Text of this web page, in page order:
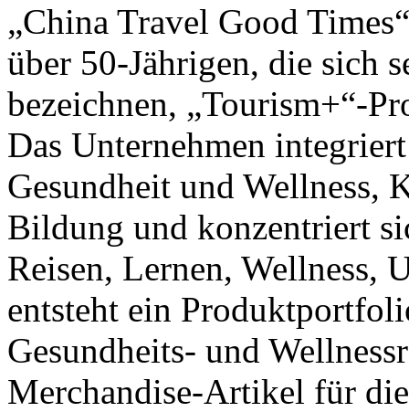
„China Travel Good
über 50-Jährigen, die sich
bezeichnen, „Tourism+“-
Das Unternehmen
Gesundheit und Wellness,
Bildung und konzentriert
Reisen, Lernen, Wellness,
entsteht ein
Gesundheits- und
Merchandise-Artikel für